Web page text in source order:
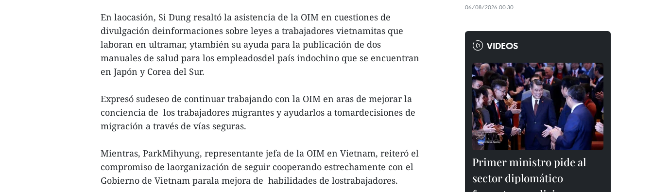
En laocasión, Si Dung resaltó la asistencia de la OIM en cuestiones de
divulgación deinformaciones sobre leyes a trabajadores vietnamitas que
laboran en ultramar, ytambién su ayuda para la publicación de dos
manuales de salud para los empleadosdel país indochino que se encuentran
en Japón y Corea del Sur.
Expresó sudeseo de continuar trabajando con la OIM en aras de mejorar la
conciencia de los trabajadores migrantes y ayudarlos a tomardecisiones de
migración a través de vías seguras.
Mientras, ParkMihyung, representante jefa de la OIM en Vietnam, reiteró el
compromiso de laorganización de seguir cooperando estrechamente con el
Gobierno de Vietnam parala mejora de habilidades de lostrabajadores.
06/08/2026 00:30
VIDEOS
Primer ministro pide al
sector diplomático